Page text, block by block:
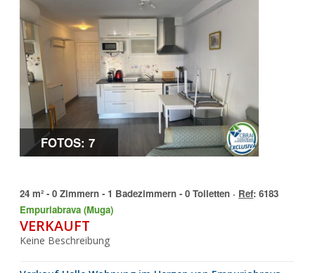
FOTOS: 7
24 m² - 0 Zimmern - 1 Badezimmern - 0 Toiletten · Ref: 6183
Empuriabrava (Muga)
VERKAUFT
Keine Beschreibung